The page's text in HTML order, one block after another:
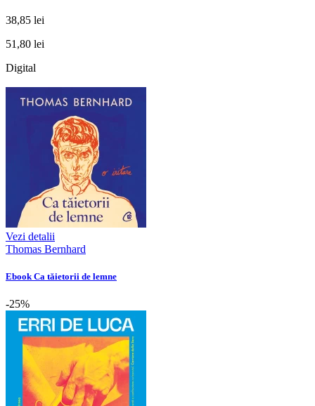
38,85 lei
51,80 lei
Digital
Vezi detalii
Thomas Bernhard
Ebook Ca tăietorii de lemne
-25%